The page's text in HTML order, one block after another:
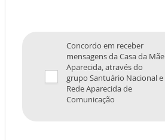
Concordo em receber
mensagens da Casa da Mãe
Aparecida, através do
grupo Santuário Nacional e
Rede Aparecida de
Comunicação